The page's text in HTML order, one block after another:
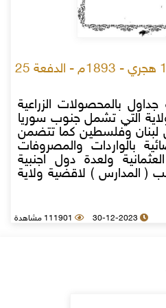
بالمحصولات الزراعية
التي تشمل جنوب سوريا
لبنان وفلسطين كما تتضمن
بالواردات والمصروفات
ولعدة دول اجنبية
( المدارس ) لاقضية ولاية
30-12-2023 111901 مشاهدة